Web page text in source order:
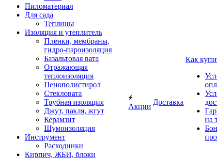
Пиломатериал
Для сада
Теплицы
Изоляция и утеплитель
Пленки, мембраны,
гидро-пароизоляция
Базальтовая вата
Отражающая
теплоизоляция
Пенополистирол
Стекловата
Трубная изоляция
Джут, пакля, жгут
Керамзит
Шумоизоляция
Инструмент
Расходники
Кирпич, ЖБИ, блоки
Акции
Доставка
Как
на